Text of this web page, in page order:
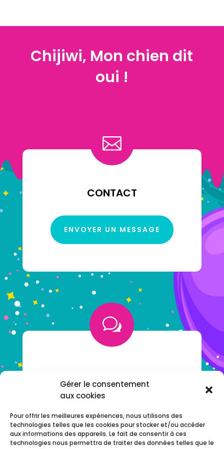
Gérer le consentement
aux cookies
Pour offrir les meilleures expériences, nous utilisons des
technologies telles que les cookies pour stocker et/ou accéder
aux informations des appareils. Le fait de consentir à ces
technologies nous permettra de traiter des données telles que le
Chijiwi, Mon chien dit
oui !

CONTACT
ENVOYER UN MESSAGE
w
NOTRE F.A.Q